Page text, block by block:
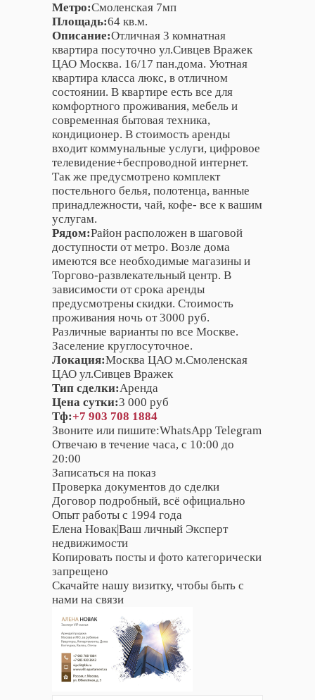
Метро:Смоленская 7мп
Площадь:64 кв.м.
Описание:Отличная 3 комнатная
квартира посуточно ул.Сивцев Вражек
ЦАО Москва. 16/17 пан.дома. Уютная
квартира класса люкс, в отличном
состоянии. В квартире есть все для
комфортного проживания, мебель и
современная бытовая техника,
кондиционер. В стоимость аренды
входит коммунальные услуги, цифровое
телевидение+беспроводной интернет.
Так же предусмотрено комплект
постельного белья, полотенца, ванные
принадлежности, чай, кофе- все к вашим
услугам.
Рядом:Район расположен в шаговой
доступности от метро. Возле дома
имеются все необходимые магазины и
Торгово-развлекательный центр. В
зависимости от срока аренды
предусмотрены скидки. Стоимость
проживания ночь от 3000 руб.
Различные варианты по все Москве.
Заселение круглосуточное.
Локация:Москва ЦАО м.Смоленская
ЦАО ул.Сивцев Вражек
Тип сделки:Аренда
Цена сутки:3 000 руб
Тф:+7 903 708 1884
Звоните или пишите:WhatsApp Telegram
Отвечаю в течение часа, с 10:00 до
20:00
Записаться на показ
Проверка документов до сделки
Договор подробный, всё официально
Опыт работы с 1994 года
Елена Новак|Ваш личный Эксперт
недвижимости
Копировать посты и фото категорически
запрещено
Скачайте нашу визитку, чтобы быть с
нами на связи